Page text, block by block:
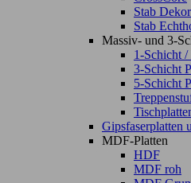
Stab
Stab
Massiv- und 3-
1-Schicht
3-Schicht
5-Schicht
Gipsfaserplatten
MDF-Platten
HDF
MDF roh